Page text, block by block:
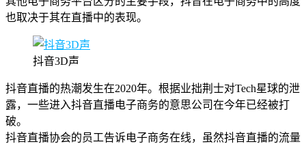
也取决于其在直播中的表现。
抖音3D声
抖音直播的热潮发生在2020年。根据业拙荆士对Tech星球的泄
露，一些进入抖音直播电子商务的意思公司在今年已经被打
破。
抖音直播协会的员工告诉电子商务在线，虽然抖音直播的流量